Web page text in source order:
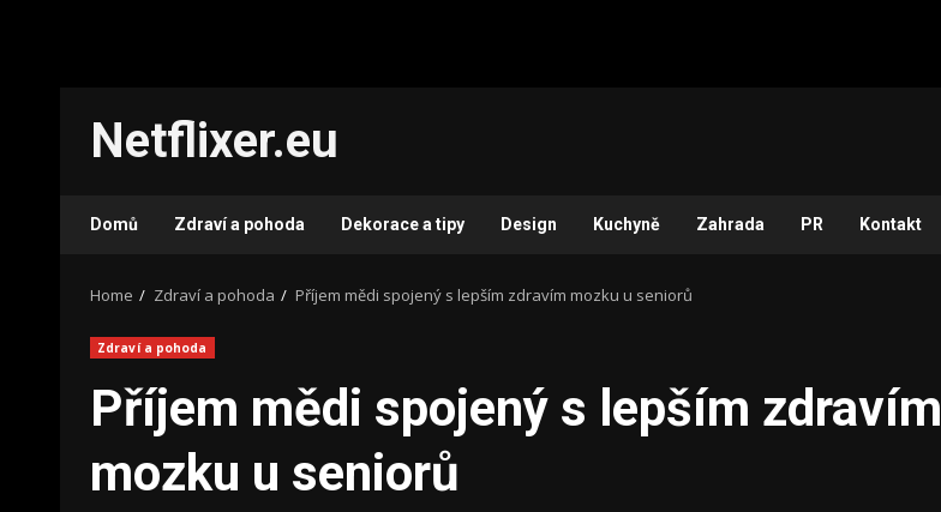
content
Netflixer.eu
Domů Zdraví a pohoda Dekorace a tipy Design Kuchyně Zahrada PR Kontakt
Home Zdraví a pohoda Příjem mědi spojený s lepším zdravím mozku u seniorů
Zdraví a pohoda
Příjem mědi spojený s lepším zdravím
mozku u seniorů